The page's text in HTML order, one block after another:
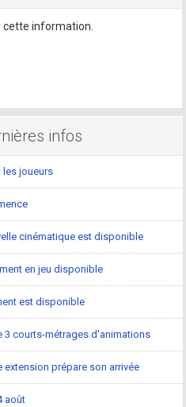
cette information.
infos
les joueurs
cinématique est disponible
en jeu disponible
est disponible
3 courts-métrages d'animations
prépare son arrivée
août